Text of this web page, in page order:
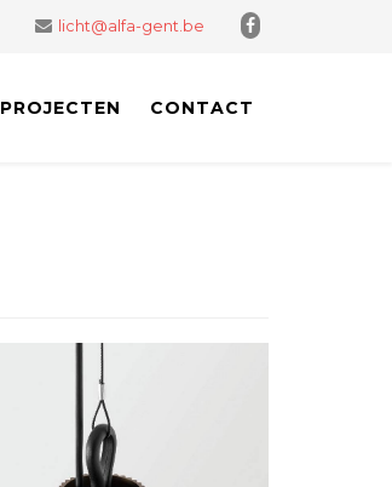
licht@alfa-gent.be
PROJECTEN CONTACT